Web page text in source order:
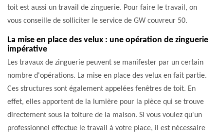
toit est aussi un travail de zinguerie. Pour faire le travail, on
vous conseille de solliciter le service de GW couvreur 50.
La mise en place des velux : une opération de zinguerie
impérative
Les travaux de zinguerie peuvent se manifester par un certain
nombre d'opérations. La mise en place des velux en fait partie.
Ces structures sont également appelées fenêtres de toit. En
effet, elles apportent de la lumière pour la pièce qui se trouve
directement sous la toiture de la maison. Si vous voulez qu'un
professionnel effectue le travail à votre place, il est nécessaire